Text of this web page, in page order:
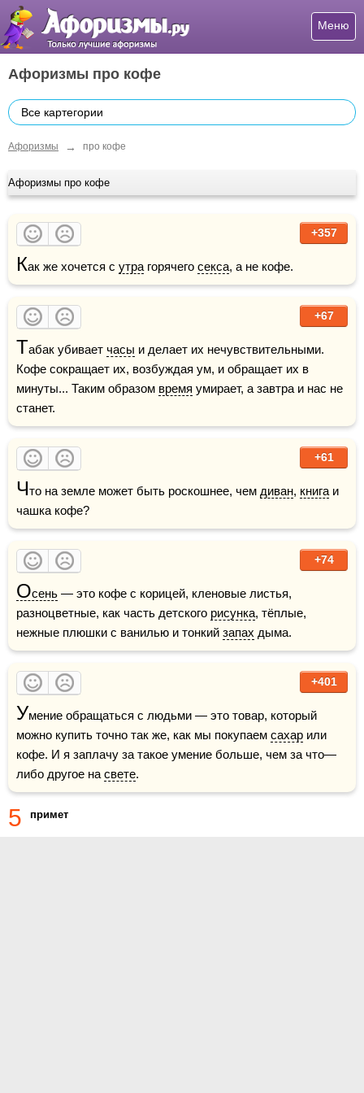
Меню
Афоризмы про кофе
Все картегории
Афоризмы → про кофе
Афоризмы про кофе
+357
Как же хочется с утра горячего секса, а не кофе.
+67
Табак убивает часы и делает их нечувствительными.
Кофе сокращает их, возбуждая ум, и обращает их в
минуты... Таким образом время умирает, а завтра и нас не
станет.
+61
Что на земле может быть роскошнее, чем диван, книга и
чашка кофе?
+74
Осень — это кофе с корицей, кленовые листья,
разноцветные, как часть детского рисунка, тёплые,
нежные плюшки с ванилью и тонкий запах дыма.
+401
Умение обращаться с людьми — это товар, который
можно купить точно так же, как мы покупаем сахар или
кофе. И я заплачу за такое умение больше, чем за что—
либо другое на свете.
5 примет